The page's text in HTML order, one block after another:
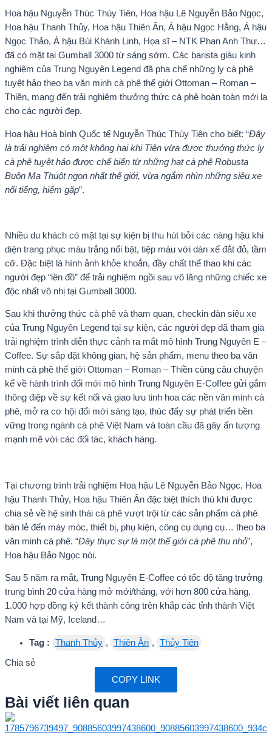
Hoa hậu Nguyễn Thúc Thùy Tiên, Hoa hậu Lê Nguyễn Bảo Ngọc,
Hoa hậu Thanh Thủy, Hoa hậu Thiên Ân, Á hậu Ngọc Hằng, Á hậu
Ngọc Thảo, Á hậu Bùi Khánh Linh, Họa sĩ – NTK Phan Anh Thư…
đã có mặt tại Gumball 3000 từ sáng sớm. Các barista giàu kinh
nghiệm của Trung Nguyên Legend đã pha chế những ly cà phê
tuyệt hảo theo ba văn minh cà phê thế giới Ottoman – Roman –
Thiền, mang đến trải nghiệm thưởng thức cà phê hoàn toàn mới lạ
cho các người đẹp.
Hoa hậu Hoà bình Quốc tế Nguyễn Thúc Thùy Tiên cho biết: “Đây
là trải nghiệm có một không hai khi Tiên vừa được thưởng thức ly
cà phê tuyệt hảo được chế biến từ những hạt cà phê Robusta
Buôn Ma Thuột ngon nhất thế giới, vừa ngắm nhìn những siêu xe
nổi tiếng, hiếm gặp”.
Nhiều du khách có mặt tại sự kiện bị thu hút bởi các nàng hậu khi
diện trang phục màu trắng nổi bật, tiệp màu với dàn xế đắt đỏ, tầm
cỡ. Đặc biệt là hình ảnh khỏe khoắn, đầy chất thể thao khi các
người đẹp “lên đồ” để trải nghiệm ngồi sau vô lăng những chiếc xe
độc nhất vô nhị tại Gumball 3000.
Sau khi thưởng thức cà phê và tham quan, checkin dàn siêu xe
của Trung Nguyên Legend tại sự kiện, các người đẹp đã tham gia
trải nghiệm trình diễn thực cảnh ra mắt mô hình Trung Nguyên E –
Coffee. Sự sắp đặt không gian, hệ sản phẩm, menu theo ba văn
minh cà phê thế giới Ottoman – Roman – Thiền cùng câu chuyện
kể về hành trình đổi mới mô hình Trung Nguyên E-Coffee gửi gắm
thông điệp về sự kết nối và giao lưu tinh hoa các nền văn minh cà
phê, mở ra cơ hội đổi mới sáng tạo, thúc đẩy sự phát triển bền
vững trong ngành cà phê Việt Nam và toàn cầu đã gây ấn tượng
mạnh mẽ với các đối tác, khách hàng.
Tại chương trình trải nghiệm Hoa hậu Lê Nguyễn Bảo Ngọc, Hoa
hậu Thanh Thủy, Hoa hậu Thiên Ân đặc biệt thích thú khi được
chia sẻ về hệ sinh thái cà phê vượt trội từ các sản phẩm cà phê
bán lẻ đến máy móc, thiết bị, phụ kiện, công cụ dụng cụ… theo ba
văn minh cà phê. “Đây thực sự là một thế giới cà phê thu nhỏ”,
Hoa hậu Bảo Ngọc nói.
Sau 5 năm ra mắt, Trung Nguyên E-Coffee có tốc độ tăng trưởng
trung bình 20 cửa hàng mở mới/tháng, với hơn 800 cửa hàng,
1.000 hợp đồng ký kết thành công trên khắp các tỉnh thành Việt
Nam và tại Mỹ, Iceland…
Tag : Thanh Thủy , Thiên Ân , Thủy Tiên
Chia sẻ
COPY LINK
Bài viết liên quan